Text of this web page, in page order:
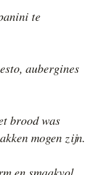
te
aubergines
brood was
mogen zijn.